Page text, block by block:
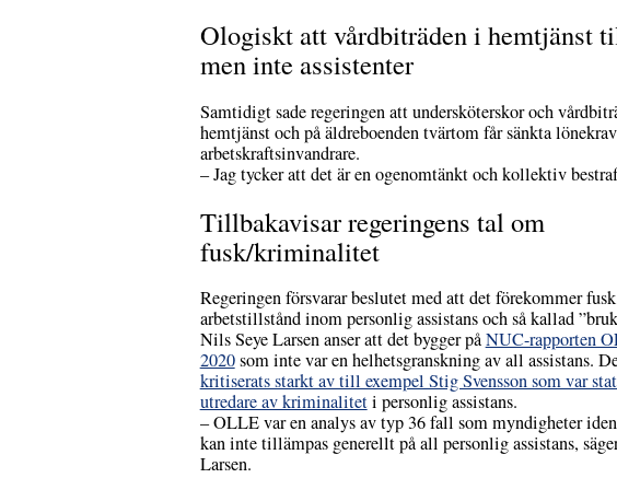
Ologiskt att vårdbiträden i hemtjänst
men inte assistenter
Samtidigt sade regeringen att undersköterskor och
hemtjänst och på äldreboenden tvärtom får sänkta
arbetskraftsinvandrare.
– Jag tycker att det är en ogenomtänkt och kollektiv
Tillbakavisar regeringens tal om
fusk/kriminalitet
Regeringen försvarar beslutet med att det förekommer
arbetstillstånd inom personlig assistans och så kallad
Nils Seye Larsen anser att det bygger påNUC-rapporten
2020som inte var en helhetsgranskning av all assistans.
kritiserats starkt av till exempel Stig Svensson som var
utredare av kriminaliteti personlig assistans.
– OLLE var en analys av typ 36 fall som myndigheter
kan inte tillämpas generellt på all personlig assistans,
Larsen.